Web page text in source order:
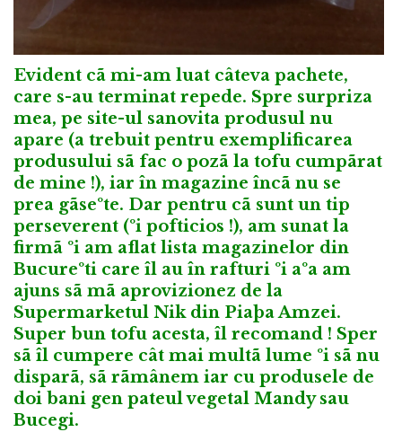
Evident cã mi-am luat câteva pachete,
care s-au terminat repede. Spre surpriza
mea, pe site-ul sanovita produsul nu
apare (a trebuit pentru exemplificarea
produsului sã fac o pozã la tofu cumpãrat
de mine !), iar în magazine încã nu se
prea gãseºte. Dar pentru cã sunt un tip
perseverent (ºi pofticios !), am sunat la
firmã ºi am aflat lista magazinelor din
Bucureºti care îl au în rafturi ºi aºa am
ajuns sã mã aprovizionez de la
Supermarketul Nik din Piaþa Amzei.
Super bun tofu acesta, îl recomand ! Sper
sã îl cumpere cât mai multã lume ºi sã nu
disparã, sã rãmânem iar cu produsele de
doi bani gen pateul vegetal Mandy sau
Bucegi.